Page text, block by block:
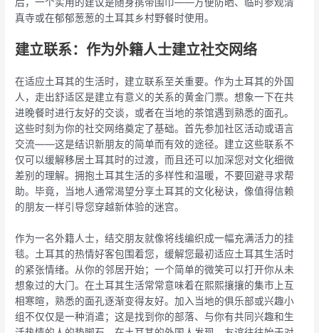
真寺或在郁郁葱葱的土耳其乡村野餐时使用。
建立联系：作为外籍人士建立社交网络
在适应土耳其的生活时，建立联系至关重要。作为土耳其的外国
人，走出舒适区是建立有意义的关系的黄金门票。想象一下在共
进晚餐时进行友好的交谈，或者在当地的茶馆遇到熟悉的面孔。
这些时刻为你的社交网络奠定了基础。首先参加社区活动或语言
交流——这是结识新朋友的简单而有效的途径。建立这些联系不
仅可以缓解移居土耳其时的过渡，而且还可以加深您对文化细微
差别的理解。拥抱土耳其生活的多样性和温暖，不要回避寻求帮
助。毕竟，当地人通常渴望分享土耳其的文化秘诀，像值得信赖
的朋友一样引导您穿越新体验的迷宫。
作为一名外籍人士，结交朋友就像将线编织成一幅充满活力的挂
毯。土耳其的热情好客包围着您，缓解您最初适应土耳其生活时
的紧张情绪。从你的邻居开始；一个简单的微笑可以打开你从未
想象过的大门。在土耳其生活常常意味着在熙熙攘攘的集市上互
相寒暄，熟悉的面孔逐渐变得友好。加入当地的俱乐部或兴趣小
组不仅仅是一种消遣；这是找到你的部落、与你有共同兴趣和生